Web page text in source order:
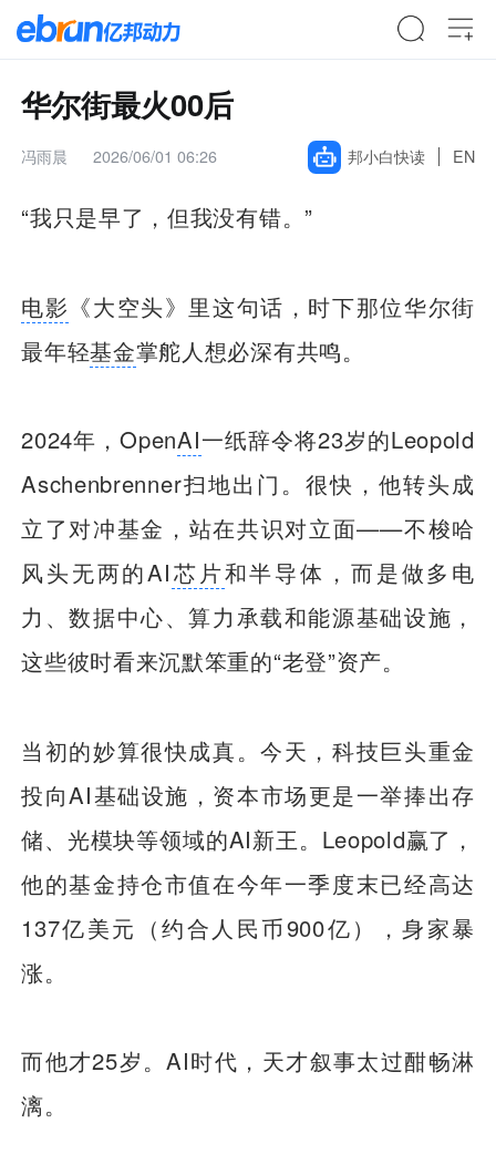
华尔街最火00后
冯雨晨 2026/06/01 06:26 邦小白快读 EN
“我只是早了，但我没有错。”
电影 《大空头》里这句话，时下那位华尔街
最年轻基金掌舵人想必深有共鸣。
2024年，OpenAI一纸辞令将23岁的Leopold
Aschenbrenner扫地出门。很快，他转头成
立了对冲基金，站在共识对立面——不梭哈
风头无两的AI芯片和半导体，而是做多电
力、数据中心、算力承载和能源基础设施，
这些彼时看来沉默笨重的“老登”资产。
当初的妙算很快成真。今天，科技巨头重金
投向AI基础设施，资本市场更是一举捧出存
储、光模块等领域的AI新王。Leopold赢了，
他的基金持仓市值在今年一季度末已经高达
137亿美元（约合人民币900亿），身家暴
涨。
而他才25岁。AI时代，天才叙事太过酣畅淋
漓。